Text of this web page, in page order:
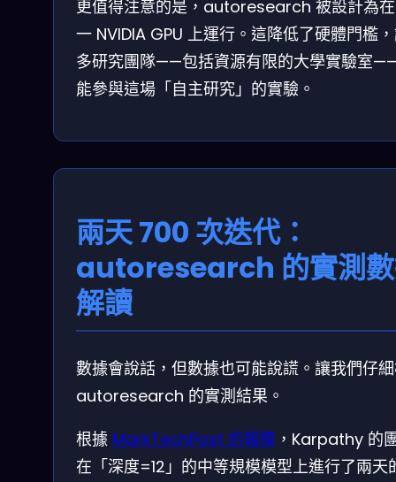
更值得注意的是，autoresearch 被設計為
一 NVIDIA GPU 上運行。這降低了硬體門檻
多研究團隊——包括資源有限的大學實驗室
能參與這場「自主研究」的實驗。
兩天 700 次迭代：
autoresearch 的實測
解讀
數據會說話，但數據也可能說謊。讓我們仔
autoresearch 的實測結果。
根據 MarkTechPost 的報導 ，Karpathy 的
在「深度=12」的中等規模模型上進行了兩天